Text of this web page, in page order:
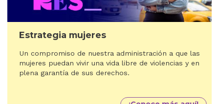
Un compromiso de nuestra administración a que las
mujeres puedan vivir una vida libre de violencias y en